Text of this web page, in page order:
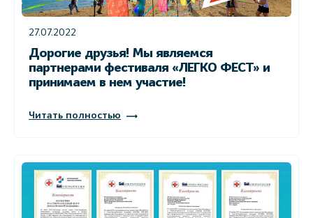
27.07.2022
Дорогие друзья! Мы являемся
партнерами фестиваля «ЛЕГКО ФЕСТ» и
принимаем в нем участие!
Читать полностью